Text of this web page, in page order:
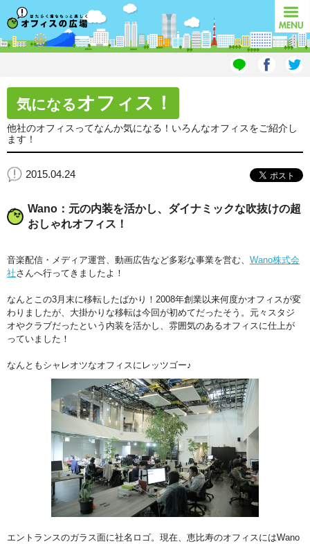
オフィスの広場 MENU
気になるオフィス！
他社のオフィスってなんか気になる！いろんなオフィスをご紹介し
ます！
2015.04.24
Wano：元の内装を活かし、ダイナミックな吹抜けの超
おしゃれオフィス！
音楽配信・メディア運営、動画広告など多彩な事業を営む、 Wano株式会
社さんへ行ってきましたよ！
なんとこの3月末に移転したばかり！2008年創業以来何度かオフィスが変
わりましたが、大掛かりな移転は今回が初めてだったそう。元々スタジ
オやクラブだったという内装を活かし、雰囲気のあるオフィスに仕上が
っていました！
なんともシャレオツなオフィスにレッツゴー♪
エントランスのガラス面に社名ロゴ。現在、恵比寿のオフィスにはWano